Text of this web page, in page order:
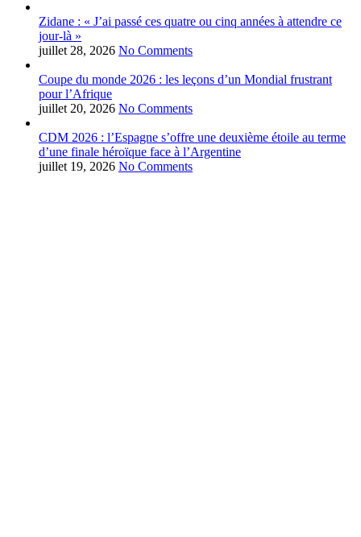
Zidane : « J’ai passé ces quatre ou cinq années à attendre ce
jour-là »
juillet 28, 2026 No Comments
Coupe du monde 2026 : les leçons d’un Mondial frustrant
pour l’Afrique
juillet 20, 2026 No Comments
CDM 2026 : l’Espagne s’offre une deuxième étoile au terme
d’une finale héroïque face à l’Argentine
juillet 19, 2026 No Comments